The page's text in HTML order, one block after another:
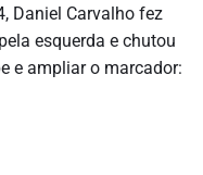
Daniel Carvalho fez
esquerda e chutou
e ampliar o marcador: